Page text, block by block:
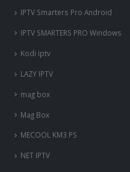
IPTV Smarters Pro Android
IPTV SMARTERS PRO Windows
Kodi iptv
LAZY IPTV
mag box
Mag Box
MECOOL KM3 PS
NET IPTV